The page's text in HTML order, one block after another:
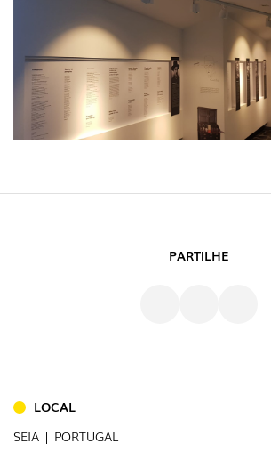
PARTILHE
LOCAL
SEIA | PORTUGAL